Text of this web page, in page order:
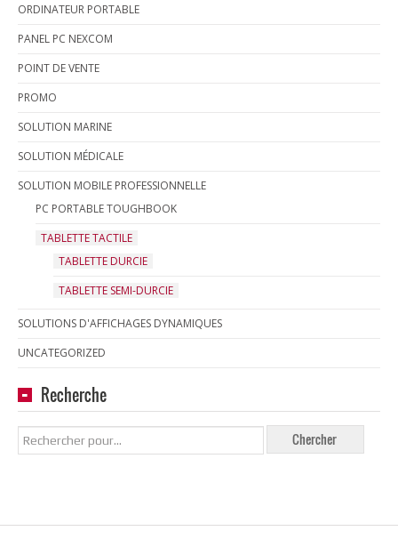
ORDINATEUR PORTABLE
PANEL PC NEXCOM
POINT DE VENTE
PROMO
SOLUTION MARINE
SOLUTION MÉDICALE
SOLUTION MOBILE PROFESSIONNELLE
PC PORTABLE TOUGHBOOK
TABLETTE TACTILE
TABLETTE DURCIE
TABLETTE SEMI-DURCIE
SOLUTIONS D'AFFICHAGES DYNAMIQUES
UNCATEGORIZED
Recherche